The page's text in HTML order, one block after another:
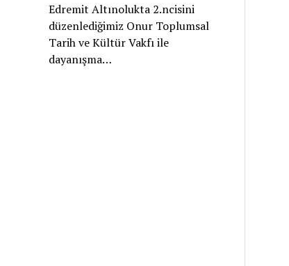
Edremit Altınolukta 2.ncisini
düzenlediğimiz Onur Toplumsal
Tarih ve Kültür Vakfı ile
dayanışma…